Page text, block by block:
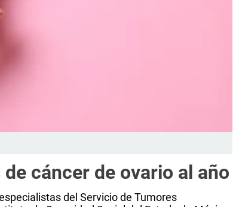
cáncer de ovario al año
del Servicio de Tumores